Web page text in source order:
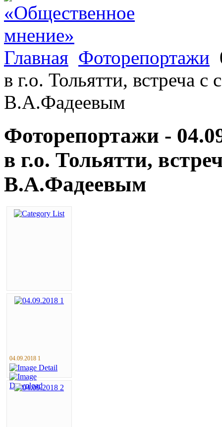
Главная Фоторепортажи
в г.о. Тольятти, встреча
В.А.Фадеевым
Фоторепортажи -
в г.о. Тольятти,
В.А.Фадеевым
04.09.2018 1